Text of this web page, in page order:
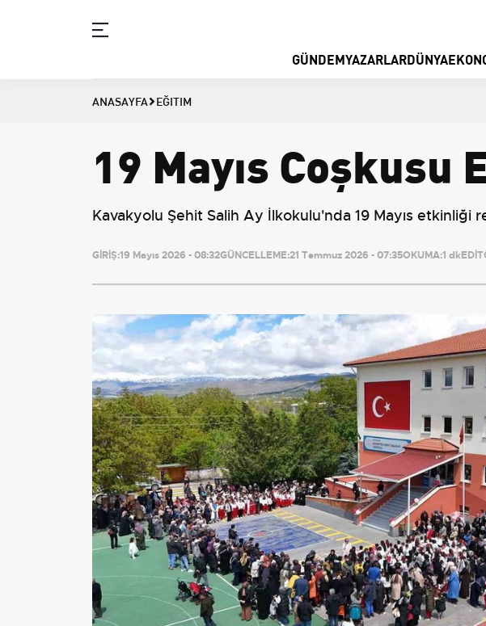
GÜNDEMYAZARLARDÜNYA
ANASAYFA EĞITIM
19 Mayıs Coşkusu
Kavakyolu Şehit Salih Ay İlkokulu'nda 19 Mayıs etkinliği
GİRİŞ:19 Mayıs 2026 - 08:32GÜNCELLEME:21 Temmuz 2026 - 07:35OKUMA:1 dk